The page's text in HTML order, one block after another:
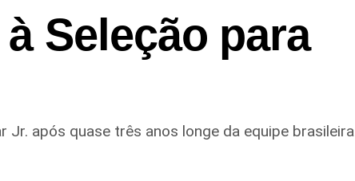
Seleção para
após quase três anos longe da equipe brasileira